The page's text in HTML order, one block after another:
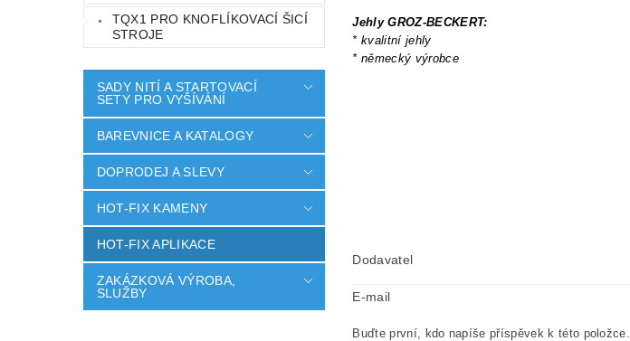
TQX1 PRO KNOFLÍKOVACÍ ŠICÍ
STROJE
SADY NITÍ A STARTOVACÍ
SETY PRO VYŠÍVÁNÍ
BAREVNICE A KATALOGY
DOPRODEJ A SLEVY
HOT-FIX KAMENY
HOT-FIX APLIKACE
ZAKÁZKOVÁ VÝROBA,
SLUŽBY
Jehly GROZ-BECKERT:
* kvalitní jehly
* německý výrobce
Dodavatel
E-mail
Buďte první, kdo napíše příspěvek k této položce.